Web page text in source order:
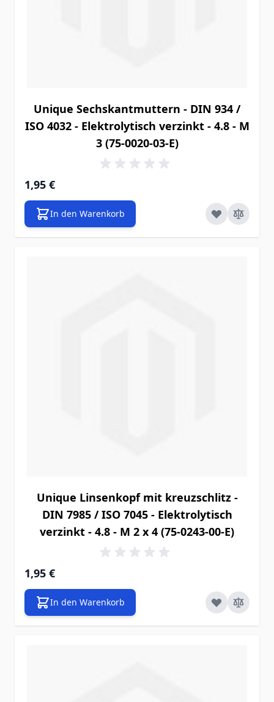
Unique Sechskantmuttern - DIN 934 /
ISO 4032 - Elektrolytisch verzinkt - 4.8 - M
3 (75-0020-03-E)
1,95 €
In den Warenkorb
Unique Linsenkopf mit kreuzschlitz -
DIN 7985 / ISO 7045 - Elektrolytisch
verzinkt - 4.8 - M 2 x 4 (75-0243-00-E)
1,95 €
In den Warenkorb